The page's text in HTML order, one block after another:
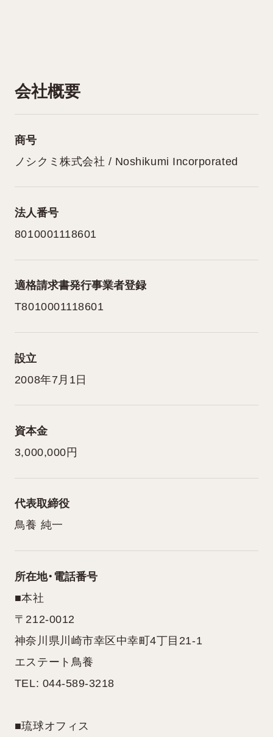
会社概要
商号
ノシクミ株式会社 / Noshikumi Incorporated
法人番号
8010001118601
適格請求書発行事業者登録
T8010001118601
設立
2008年7月1日
資本金
3,000,000円
代表取締役
鳥養 純一
所在地・電話番号
■本社
〒212-0012
神奈川県川崎市幸区中幸町4丁目21-1
エステート鳥養
TEL: 044-589-3218
■琉球オフィス